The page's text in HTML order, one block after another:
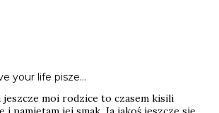
your life pisze…
jeszcze moi rodzice to czasem kisili